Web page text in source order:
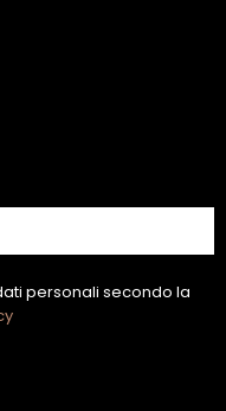
personali secondo la